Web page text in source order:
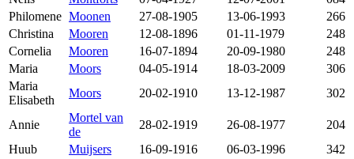
Philomene Moonen 27-08-1905 13-06-1993
266
Christina
Mooren 12-08-1896 01-11-1979
248
Cornelia
Mooren 16-07-1894 20-09-1980
248
Maria
Moors 04-05-1914 18-03-2009
306
Maria
Elisabeth
Moors 20-02-1910 13-12-1987 302
Annie
Mortel van
de
28-02-1919 26-08-1977
204
Huub
Muijsers 16-09-1916 06-03-1996
342